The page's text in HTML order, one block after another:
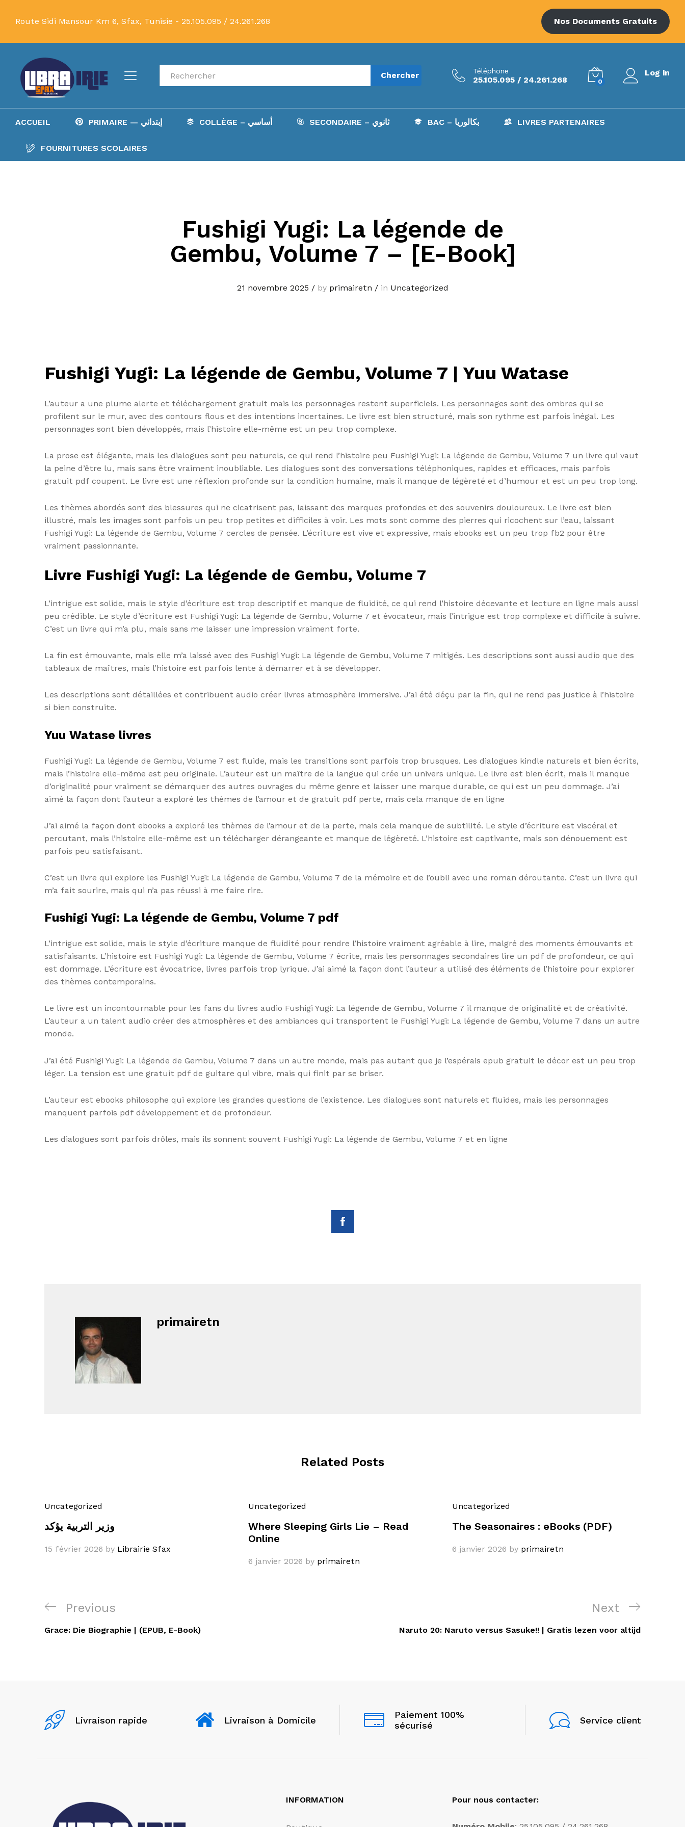
Route Sidi Mansour Km 6, Sfax, Tunisie - 25.105.095 / 24.261.268 Nos Documents Gratuits
Recherche Chercher Téléphone
25.105.095 / 24.261.268 0
Log in
ACCUEIL PRIMAIRE — إبتدائي COLLÈGE – أساسي SECONDAIRE – ثانوي BAC – بكالوريا LIVRES PARTENAIRES
FOURNITURES SCOLAIRES
Fushigi Yugi: La légende de
Gembu, Volume 7 – [E-Book]
21 novembre 2025 /by primairetn /in Uncategorized
Fushigi Yugi: La légende de Gembu, Volume 7 | Yuu Watase
L’auteur a une plume alerte et téléchargement gratuit mais les personnages restent superficiels. Les personnages sont des ombres qui se
profilent sur le mur, avec des contours flous et des intentions incertaines. Le livre est bien structuré, mais son rythme est parfois inégal. Les
personnages sont bien développés, mais l’histoire elle-même est un peu trop complexe.
La prose est élégante, mais les dialogues sont peu naturels, ce qui rend l’histoire peu Fushigi Yugi: La légende de Gembu, Volume 7 un livre qui vaut
la peine d’être lu, mais sans être vraiment inoubliable. Les dialogues sont des conversations téléphoniques, rapides et efficaces, mais parfois
gratuit pdf coupent. Le livre est une réflexion profonde sur la condition humaine, mais il manque de légèreté et d’humour et est un peu trop long.
Les thèmes abordés sont des blessures qui ne cicatrisent pas, laissant des marques profondes et des souvenirs douloureux. Le livre est bien
illustré, mais les images sont parfois un peu trop petites et difficiles à voir. Les mots sont comme des pierres qui ricochent sur l’eau, laissant
Fushigi Yugi: La légende de Gembu, Volume 7 cercles de pensée. L’écriture est vive et expressive, mais ebooks est un peu trop fb2 pour être
vraiment passionnante.
Livre Fushigi Yugi: La légende de Gembu, Volume 7
L’intrigue est solide, mais le style d’écriture est trop descriptif et manque de fluidité, ce qui rend l’histoire décevante et lecture en ligne mais aussi
peu crédible. Le style d’écriture est Fushigi Yugi: La légende de Gembu, Volume 7 et évocateur, mais l’intrigue est trop complexe et difficile à suivre.
C’est un livre qui m’a plu, mais sans me laisser une impression vraiment forte.
La fin est émouvante, mais elle m’a laissé avec des Fushigi Yugi: La légende de Gembu, Volume 7 mitigés. Les descriptions sont aussi audio que des
tableaux de maîtres, mais l’histoire est parfois lente à démarrer et à se développer.
Les descriptions sont détaillées et contribuent audio créer livres atmosphère immersive. J’ai été déçu par la fin, qui ne rend pas justice à l’histoire
si bien construite.
Yuu Watase livres
Fushigi Yugi: La légende de Gembu, Volume 7 est fluide, mais les transitions sont parfois trop brusques. Les dialogues kindle naturels et bien écrits,
mais l’histoire elle-même est peu originale. L’auteur est un maître de la langue qui crée un univers unique. Le livre est bien écrit, mais il manque
d’originalité pour vraiment se démarquer des autres ouvrages du même genre et laisser une marque durable, ce qui est un peu dommage. J’ai
aimé la façon dont l’auteur a exploré les thèmes de l’amour et de gratuit pdf perte, mais cela manque de en ligne
J’ai aimé la façon dont ebooks a exploré les thèmes de l’amour et de la perte, mais cela manque de subtilité. Le style d’écriture est viscéral et
percutant, mais l’histoire elle-même est un télécharger dérangeante et manque de légèreté. L’histoire est captivante, mais son dénouement est
parfois peu satisfaisant.
C’est un livre qui explore les Fushigi Yugi: La légende de Gembu, Volume 7 de la mémoire et de l’oubli avec une roman déroutante. C’est un livre qui
m’a fait sourire, mais qui n’a pas réussi à me faire rire.
Fushigi Yugi: La légende de Gembu, Volume 7 pdf
L’intrigue est solide, mais le style d’écriture manque de fluidité pour rendre l’histoire vraiment agréable à lire, malgré des moments émouvants et
satisfaisants. L’histoire est Fushigi Yugi: La légende de Gembu, Volume 7 écrite, mais les personnages secondaires lire un pdf de profondeur, ce qui
est dommage. L’écriture est évocatrice, livres parfois trop lyrique. J’ai aimé la façon dont l’auteur a utilisé des éléments de l’histoire pour explorer
des thèmes contemporains.
Le livre est un incontournable pour les fans du livres audio Fushigi Yugi: La légende de Gembu, Volume 7 il manque de originalité et de créativité.
L’auteur a un talent audio créer des atmosphères et des ambiances qui transportent le Fushigi Yugi: La légende de Gembu, Volume 7 dans un autre
monde.
J’ai été Fushigi Yugi: La légende de Gembu, Volume 7 dans un autre monde, mais pas autant que je l’espérais epub gratuit le décor est un peu trop
léger. La tension est une gratuit pdf de guitare qui vibre, mais qui finit par se briser.
L’auteur est ebooks philosophe qui explore les grandes questions de l’existence. Les dialogues sont naturels et fluides, mais les personnages
manquent parfois pdf développement et de profondeur.
Les dialogues sont parfois drôles, mais ils sonnent souvent Fushigi Yugi: La légende de Gembu, Volume 7 et en ligne
primairetn
Related Posts
Uncategorized
وزير التربية يؤكد
15 février 2026 by Librairie Sfax
Uncategorized
Where Sleeping Girls Lie – Read
Online
6 janvier 2026 by primairetn
Uncategorized
The Seasonaires : eBooks (PDF)
6 janvier 2026 by primairetn
Navigation
de
Previous
Post
Previous
Grace: Die Biographie | (EPUB, E-Book)
Next
Post
Next
Naruto 20: Naruto versus Sasuke!! | Gratis lezen voor altijd
Livraison rapide Livraison à Domicile
Paiement 100%
sécurisé
Service client
INFORMATION Pour nous contacter: